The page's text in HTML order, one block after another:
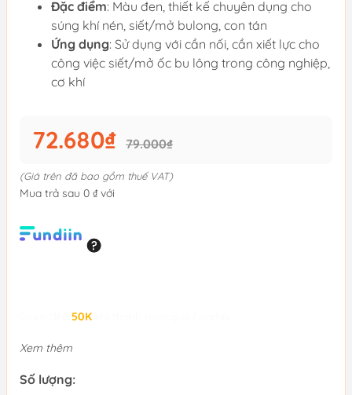
Đặc điểm: Màu đen, thiết kế chuyên dụng cho
súng khí nén, siết/mở bulong, con tán
Ứng dụng: Sử dụng với cần nối, cần xiết lực cho
công việc siết/mở ốc bu lông trong công nghiệp,
cơ khí
72.680₫ 79.000₫
(Giá trên đã bao gồm thuế VAT)
Mua trả sau 0 ₫ với
50K
Xem thêm
Số lượng: